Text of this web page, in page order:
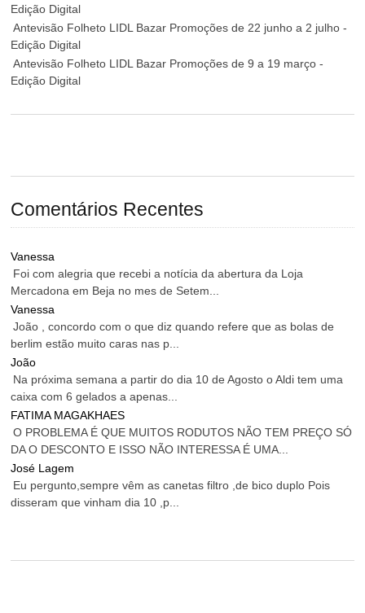
Edição Digital
Antevisão Folheto LIDL Bazar Promoções de 22 junho a 2 julho -
Edição Digital
Antevisão Folheto LIDL Bazar Promoções de 9 a 19 março -
Edição Digital
Comentários Recentes
Vanessa
Foi com alegria que recebi a notícia da abertura da Loja
Mercadona em Beja no mes de Setem...
Vanessa
João , concordo com o que diz quando refere que as bolas de
berlim estão muito caras nas p...
João
Na próxima semana a partir do dia 10 de Agosto o Aldi tem uma
caixa com 6 gelados a apenas...
FATIMA MAGAKHAES
O PROBLEMA É QUE MUITOS RODUTOS NÃO TEM PREÇO SÓ
DA O DESCONTO E ISSO NÃO INTERESSA É UMA...
José Lagem
Eu pergunto,sempre vêm as canetas filtro ,de bico duplo Pois
disseram que vinham dia 10 ,p...